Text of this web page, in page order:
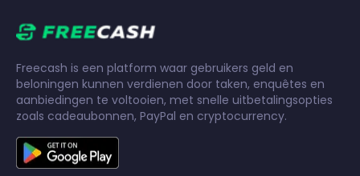
Freecash is een platform waar gebruikers geld en
beloningen kunnen verdienen door taken, enquêtes en
aanbiedingen te voltooien, met snelle uitbetalingsopties
zoals cadeaubonnen, PayPal en cryptocurrency.